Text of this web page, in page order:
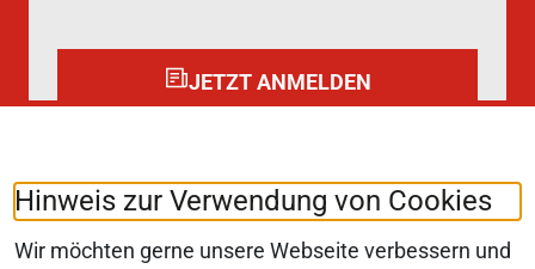
Hinweis zur Verwendung von Cookies
Wir möchten gerne unsere Webseite verbessern und
JETZT ANMELDEN
Folgen Sie uns auf: LinkedIn